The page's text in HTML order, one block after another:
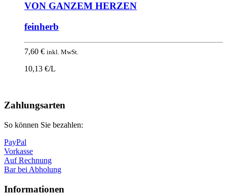
VON GANZEM HERZEN
feinherb
7,60 € inkl. MwSt.
10,13 €/L
oben
Zahlungsarten
So können Sie bezahlen:
PayPal
Vorkasse
Auf Rechnung
Bar bei Abholung
Informationen